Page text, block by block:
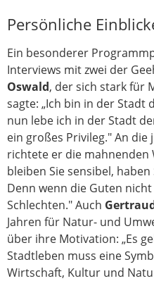
Persönliche
Ein besonderer
Interviews mit zwei der
Oswald, der sich stark für
sagte: „Ich bin in der Stadt
nun lebe ich in der Stadt
ein großes Privileg." An
richtete er die mahnenden
bleiben Sie sensibel,
Denn wenn die Guten
Schlechten." Auch
Jahren für Natur- und
über ihre Motivation: „Es
Stadtleben muss eine
Wirtschaft, Kultur und